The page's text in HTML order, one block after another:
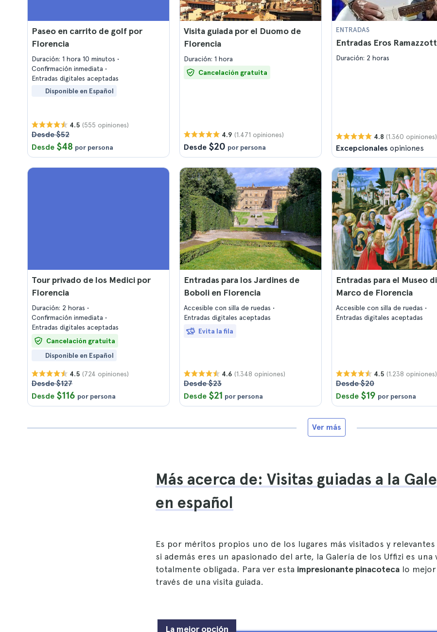
Paseo en carrito de golf por
Florencia
Duración: 1 hora 10 minutos
Confirmación inmediata
Entradas digitales aceptadas
Disponible en Español
4.5 (555 opiniones)
Desde $52
Desde $48 por persona
Visita guiada por el Duomo de
Florencia
Duración: 1 hora
Cancelación gratuita
4.9 (1.471 opiniones)
Desde $20 por persona
ENTRADAS
Entradas Eros
Duración: 2 horas
4.8 (1.360 opiniones)
Excepcionales opiniones
Tour privado de los Medici por
Florencia
Duración: 2 horas
Confirmación inmediata
Entradas digitales aceptadas
Cancelación gratuita
Disponible en Español
4.5 (724 opiniones)
Desde $127
Desde $116 por persona
Entradas para los Jardines de
Boboli en Florencia
Accesible con silla de ruedas
Entradas digitales aceptadas
Evita la fila
4.6 (1.348 opiniones)
Desde $23
Desde $21 por persona
Entradas para el Museo di
Marco de Florencia
Accesible con silla de ruedas
Entradas digitales aceptadas
4.5 (1.238 opiniones)
Desde $20
Desde $19 por persona
Ver más
Más acerca de: Visitas guiadas a la
en español
Es por méritos propios uno de los lugares más visitados y
si además eres un apasionado del arte, la Galería de los Uffizi es una
totalmente obligada. Para ver esta impresionante pinacoteca lo
través de una visita guiada.
La mejor opción